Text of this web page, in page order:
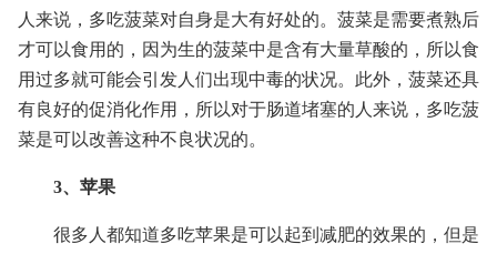
人来说，多吃菠菜对自身是大有好处的。菠菜是需要煮熟后
才可以食用的，因为生的菠菜中是含有大量草酸的，所以食
用过多就可能会引发人们出现中毒的状况。此外，菠菜还具
有良好的促消化作用，所以对于肠道堵塞的人来说，多吃菠
菜是可以改善这种不良状况的。
3、苹果
很多人都知道多吃苹果是可以起到减肥的效果的，但是